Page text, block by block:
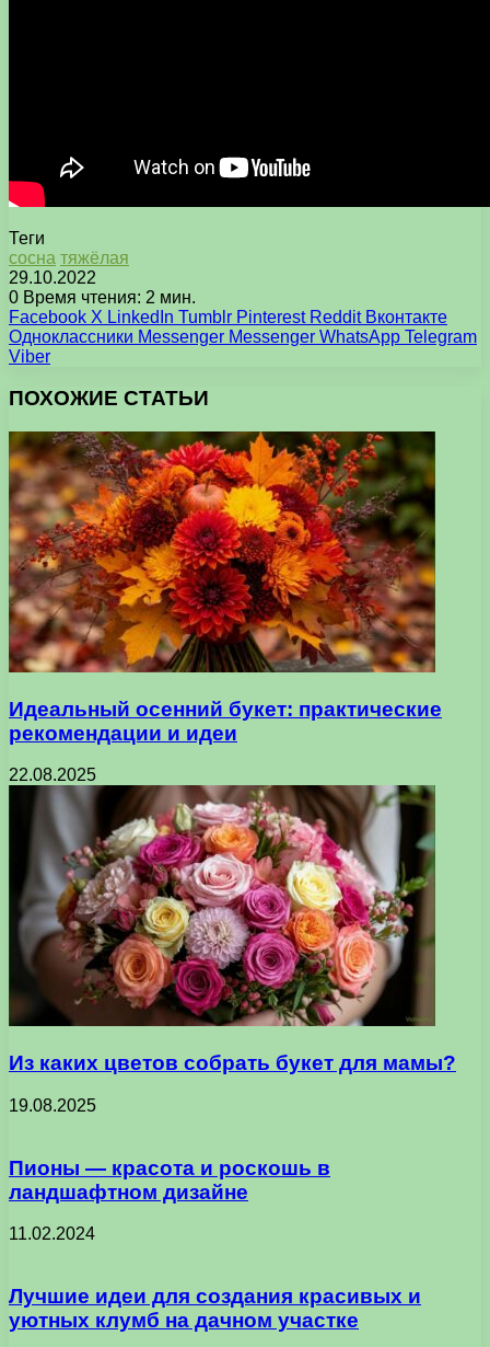
Теги
сосна тяжёлая
29.10.2022
0 Время чтения: 2 мин.
Facebook X LinkedIn Tumblr Pinterest Reddit Вконтакте
Одноклассники Messenger Messenger WhatsApp Telegram
Viber
ПОХОЖИЕ СТАТЬИ
Идеальный осенний букет: практические
рекомендации и идеи
22.08.2025
Из каких цветов собрать букет для мамы?
19.08.2025
Пионы — красота и роскошь в
ландшафтном дизайне
11.02.2024
Лучшие идеи для создания красивых и
уютных клумб на дачном участке